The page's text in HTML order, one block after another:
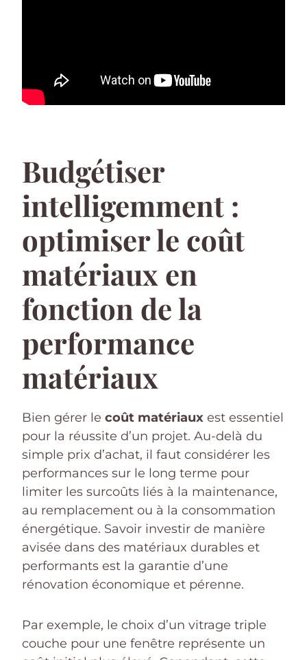
Budgétiser
intelligemment :
optimiser le coût
matériaux en
fonction de la
performance
matériaux
Bien gérer le coût matériaux est essentiel
pour la réussite d’un projet. Au-delà du
simple prix d’achat, il faut considérer les
performances sur le long terme pour
limiter les surcoûts liés à la maintenance,
au remplacement ou à la consommation
énergétique. Savoir investir de manière
avisée dans des matériaux durables et
performants est la garantie d’une
rénovation économique et pérenne.
Par exemple, le choix d’un vitrage triple
couche pour une fenêtre représente un